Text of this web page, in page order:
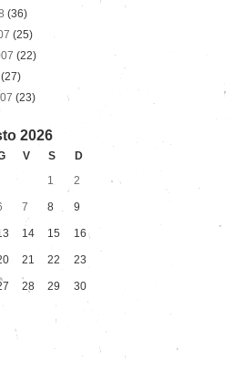
(36)
(25)
(22)
(27)
(23)
2026
V S
D
1
2
7 8 9
14 15 16
21 22 23
28 29 30